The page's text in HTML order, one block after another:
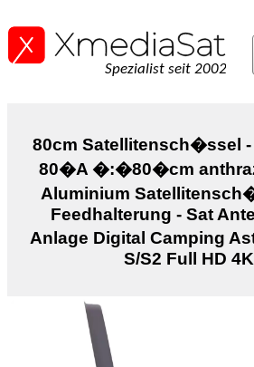
Spezialist seit 2002
80cm Satellitensch�ssel -
80�A �:�80�cm
Aluminium
Feedhalterung - Sat
Anlage Digital Camping
S/S2 Full HD